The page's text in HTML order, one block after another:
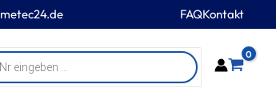
FAQKontakt
0